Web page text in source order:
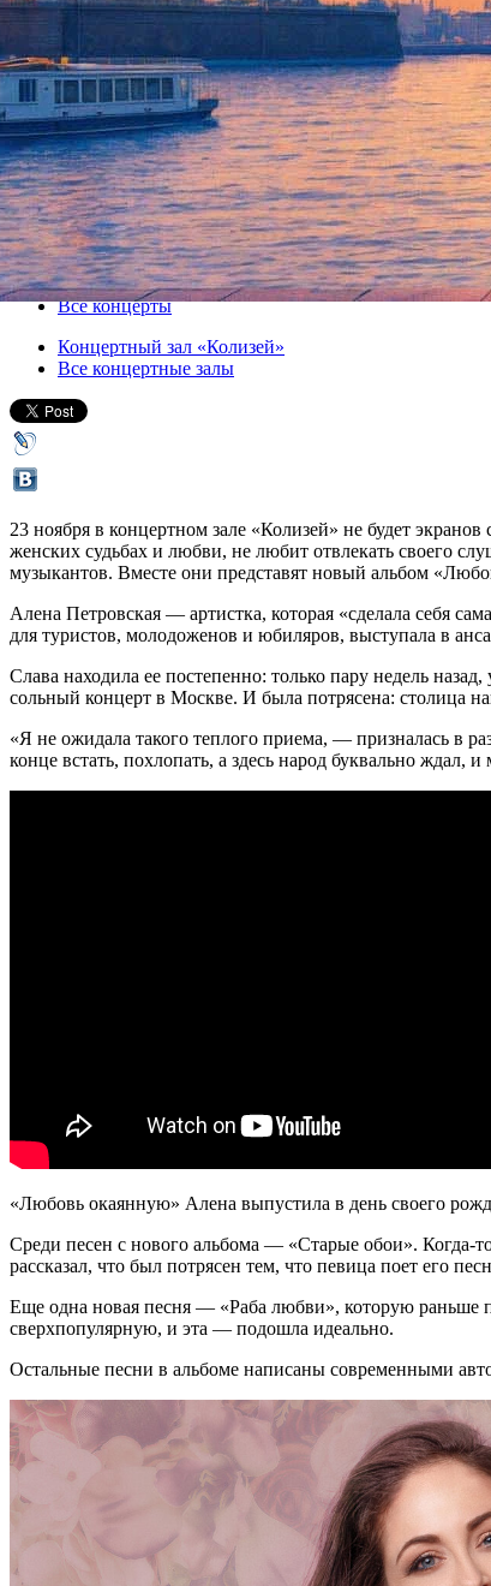
«Людям нравится — и я
«Любовь окаянную»
23 ноября 2019, суббота,19.00
Версия для печати
Все концерты
Концертный зал «Колизей»
Все концертные залы
23 ноября в концертном зале «Колизей» не будет
женских судьбах и любви, не любит отвлекать своего
музыкантов. Вместе они представят новый альбом
Алена Петровская — артистка, которая «сделала себя
для туристов, молодоженов и юбиляров, выступала в
Слава находила ее постепенно: только пару недель
сольный концерт в Москве. И была потрясена: столица
«Я не ожидала такого теплого приема, — призналась в
конце встать, похлопать, а здесь народ буквально
«Любовь окаянную» Алена выпустила в день своего
Среди песен с нового альбома — «Старые обои». Когда-
рассказал, что был потрясен тем, что певица поет его
Еще одна новая песня — «Раба любви», которую раньше
сверхпопулярную, и эта — подошла идеально.
Остальные песни в альбоме написаны современными